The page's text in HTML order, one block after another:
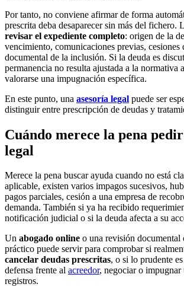
Por tanto, no conviene afirmar de forma
prescrita deba desaparecer sin más del fichero.
revisar el expediente completo: origen de la
vencimiento, comunicaciones previas, cesiones
documental de la inclusión. Si la deuda es
permanencia no resulta ajustada a la normativa
valorarse una impugnación específica.
En este punto, una asesoría legal puede ser
distinguir entre prescripción de deudas y
Cuándo merece la pena
legal
Merece la pena buscar ayuda cuando no está
aplicable, existen varios impagos sucesivos,
pagos parciales, cesión a una empresa de
demanda. También si ya ha recibido
notificación judicial o si la deuda afecta a su
Un abogado online o una revisión documental
práctico puede servir para comprobar si
cancelar deudas prescritas, o si lo prudente
defensa frente al acreedor, negociar o
registros.